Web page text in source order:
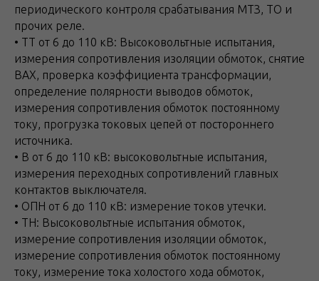
периодического контроля срабатывания МТЗ, ТО и
прочих реле.
• ТТ от 6 до 110 кВ: Высоковольтные испытания,
измерения сопротивления изоляции обмоток, снятие
ВАХ, проверка коэффициента трансформации,
определение полярности выводов обмоток,
измерения сопротивления обмоток постоянному
току, прогрузка токовых цепей от постороннего
источника.
• В от 6 до 110 кВ: высоковольтные испытания,
измерения переходных сопротивлений главных
контактов выключателя.
• ОПН от 6 до 110 кВ: измерение токов утечки.
• ТН: Высоковольтные испытания обмоток,
измерение сопротивления изоляции обмоток,
измерение сопротивления обмоток постоянному
току, измерение тока холостого хода обмоток,